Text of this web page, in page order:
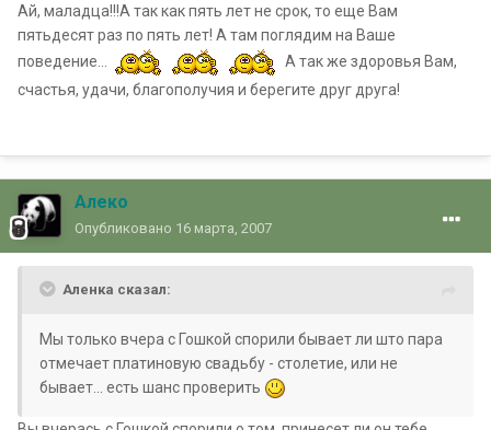
Ай, маладца!!!А так как пять лет не срок, то еще Вам
пятьдесят раз по пять лет! А там поглядим на Ваше
поведение...
А так же здоровья Вам,
счастья, удачи, благополучия и берегите друг друга!
Алеко
Опубликовано 16 марта, 2007
Аленка сказал:
Мы только вчера с Гошкой спорили бывает ли што пара
отмечает платиновую свадьбу - столетие, или не
бывает... есть шанс проверить